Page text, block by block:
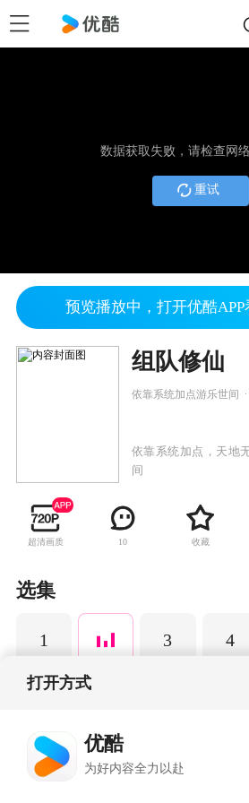
数据获取失败，请检查网
重试
预览播放中，打开优酷
组队修仙
依靠系统加点游乐世间
依靠系统加点，天地
间
超清画质 10 收藏
选集
1 3 4
打开方式
优酷
为好内容全力以赴